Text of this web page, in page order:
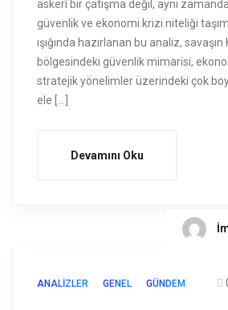
askerî bir çatışma değil, aynı
güvenlik ve ekonomi krizi niteliği
ışığında hazırlanan bu analiz,
bölgesindeki güvenlik mimarisi,
stratejik yönelimler üzerindeki çok
ele […]
Devamını Oku
ANALIZLER GENEL GÜNDEM